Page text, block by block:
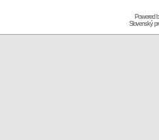
Powered
Slovenský